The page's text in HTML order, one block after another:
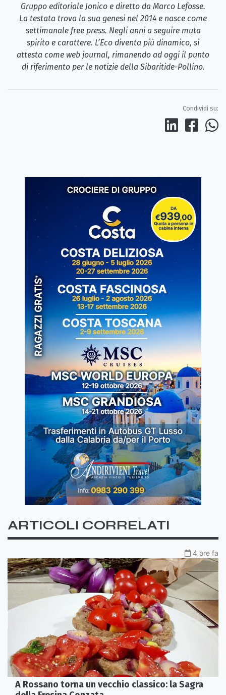
Gruppo editoriale Jonico e diretto da Marco Lefosse.
La testata trova la sua genesi nel 2014 e nasce come
settimanale free press. Negli anni a seguire muta
spirito e carattere. L’Eco diventa più dinamico, si
attesta come web journal, rimanendo ad oggi il punto
di riferimento per le notizie della Sibaritide-Pollino.
Condividi su:
ARTICOLI CORRELATI
4 ore fa
A Rossano torna un vecchio classico: la Sagra